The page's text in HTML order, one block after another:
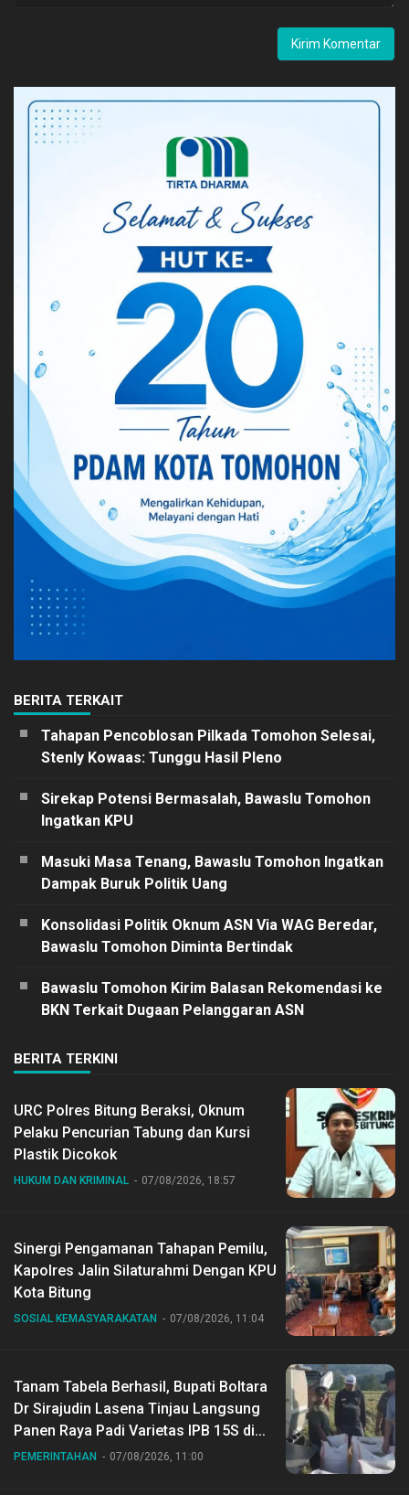
BERITA TERKAIT
Tahapan Pencoblosan Pilkada Tomohon Selesai,
Stenly Kowaas: Tunggu Hasil Pleno
Sirekap Potensi Bermasalah, Bawaslu Tomohon
Ingatkan KPU
Masuki Masa Tenang, Bawaslu Tomohon Ingatkan
Dampak Buruk Politik Uang
Konsolidasi Politik Oknum ASN Via WAG Beredar,
Bawaslu Tomohon Diminta Bertindak
Bawaslu Tomohon Kirim Balasan Rekomendasi ke
BKN Terkait Dugaan Pelanggaran ASN
BERITA TERKINI
URC Polres Bitung Beraksi, Oknum
Pelaku Pencurian Tabung dan Kursi
Plastik Dicokok
HUKUM DAN KRIMINAL 07/08/2026, 18:57
Sinergi Pengamanan Tahapan Pemilu,
Kapolres Jalin Silaturahmi Dengan KPU
Kota Bitung
SOSIAL KEMASYARAKATAN 07/08/2026, 11:04
Tanam Tabela Berhasil, Bupati Boltara
Dr Sirajudin Lasena Tinjau Langsung
Panen Raya Padi Varietas IPB 15S di
Desa Gihang
PEMERINTAHAN 07/08/2026, 11:00